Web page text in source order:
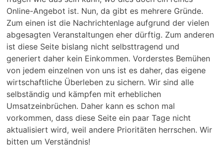
Online-Angebot ist. Nun, da gibt es mehrere Gründe.
Zum einen ist die Nachrichtenlage aufgrund der vielen
abgesagten Veranstaltungen eher dürftig. Zum anderen
ist diese Seite bislang nicht selbsttragend und
generiert daher kein Einkommen. Vorderstes Bemühen
von jedem einzelnen von uns ist es daher, das eigene
wirtschaftliche Überleben zu sichern. Wir sind alle
selbständig und kämpfen mit erheblichen
Umsatzeinbrüchen. Daher kann es schon mal
vorkommen, dass diese Seite ein paar Tage nicht
aktualisiert wird, weil andere Prioritäten herrschen. Wir
bitten um Verständnis!